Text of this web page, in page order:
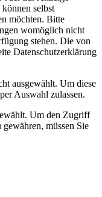
selbst
möchten. Bitte
womöglich nicht
stehen. Die von
Datenschutzerklärung
ausgewählt. Um diese
Auswahl zulassen.
Um den Zugriff
müssen Sie